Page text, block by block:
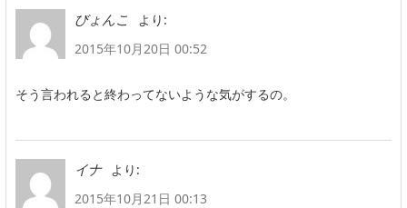
びょんこ
より:
2015年10月20日 00:52
そう言われると終わってないような気がするの。
イナ
より:
2015年10月21日 00:13